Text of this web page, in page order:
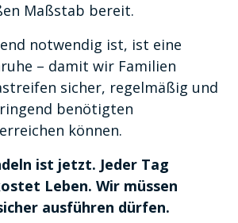
Maßstab bereit.
notwendig ist, ist eine
– damit wir Familien
sicher, regelmäßig und
benötigten
können.
ist jetzt. Jeder Tag
Leben. Wir müssen
ausführen dürfen.